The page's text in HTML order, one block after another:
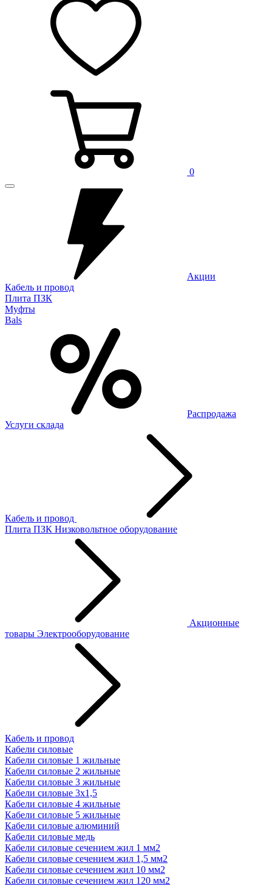
0
Акции
Кабель и провод
Плита ПЗК
Муфты
Bals
Распродажа
Услуги склада
Кабель и провод
Плита ПЗК Низковольтное оборудование
Акционные
товары Электрооборудование
Кабель и провод
Кабели силовые
Кабели силовые 1 жильные
Кабели силовые 2 жильные
Кабели силовые 3 жильные
Кабели силовые 3х1,5
Кабели силовые 4 жильные
Кабели силовые 5 жильные
Кабели силовые алюминий
Кабели силовые медь
Кабели силовые сечением жил 1 мм2
Кабели силовые сечением жил 1,5 мм2
Кабели силовые сечением жил 10 мм2
Кабели силовые сечением жил 120 мм2